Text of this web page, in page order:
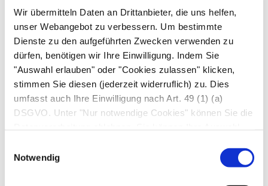
Wir übermitteln Daten an Drittanbieter, die uns helfen,
unser Webangebot zu verbessern. Um bestimmte
Dienste zu den aufgeführten Zwecken verwenden zu
dürfen, benötigen wir Ihre Einwilligung. Indem Sie
"Auswahl erlauben" oder "Cookies zulassen" klicken,
stimmen Sie diesen (jederzeit widerruflich) zu. Dies
umfasst auch Ihre Einwilligung nach Art. 49 (1) (a)
DSGVO. Unter "Nur notwendige Cookies" können Sie die
Notwendig
pflanzliche Quelle für Vitamin B12empfohlen.
Allerdings schwanken die Gehalte je nach
Algensorte stark. Zudem ist nicht jedes
Lebensmittel, das Vitamin B12enthält, geeignet,
um den täglichen Bedarf zu decken. Das Vitamin
liegt oft nicht in der richtigen Dosierung oder
chemischen Form vor, um verwertet zu werden.
Zusammensetzung.